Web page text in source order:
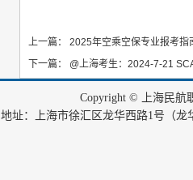
上一篇：
2025年空乘空保专业报考指
下一篇：
@上海考生：2024-7-21
Copyright © 上海民航
地址：上海市徐汇区龙华西路1号（龙